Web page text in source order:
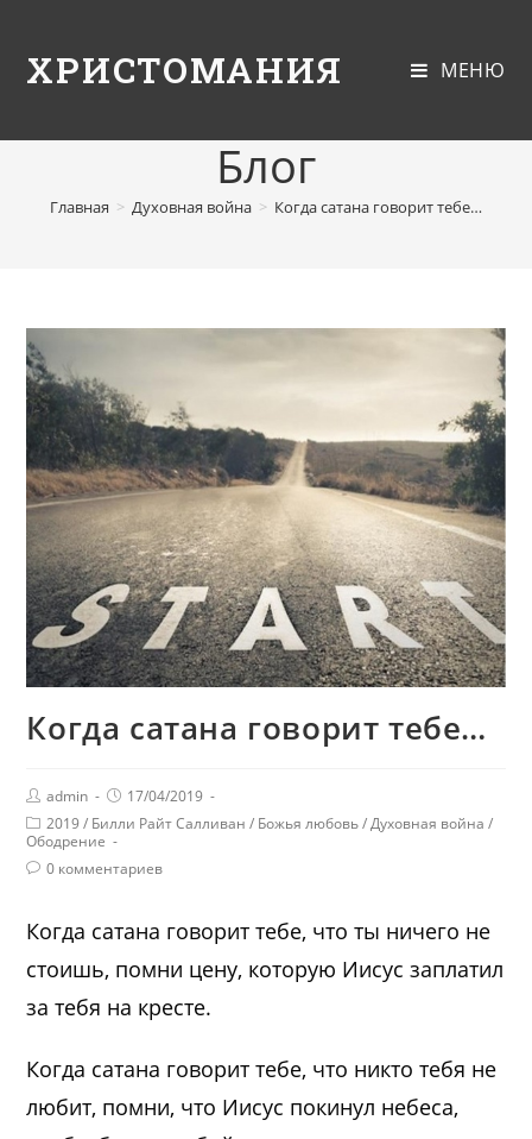
ХРИСТОМАНИЯ МЕНЮ
Блог
Главная > Духовная война > Когда сатана говорит тебе…
Когда сатана говорит тебе…
admin
17/04/2019
2019 / Билли Райт Салливан / Божья любовь / Духовная война /
Ободрение
0 комментариев
Когда сатана говорит тебе, что ты ничего не
стоишь, помни цену, которую Иисус заплатил
за тебя на кресте.
Когда сатана говорит тебе, что никто тебя не
любит, помни, что Иисус покинул небеса,